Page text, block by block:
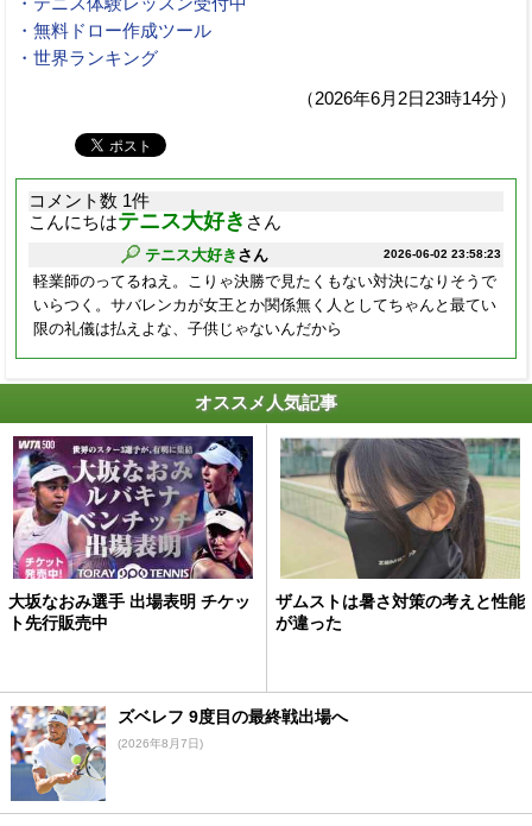
・無料ドロー作成ツール
・世界ランキング
（2026年6月2日23時14分）
コメント数 1件
こんにちはテニス大好き さん
2026-06-02 23:58:23
テニス大好き さん
軽業師のってるねえ。こりゃ決勝で見たくもない対決になりそうで
いらつく。サバレンカが女王とか関係無く人としてちゃんと最てい
限の礼儀は払えよな、子供じゃないんだから
オススメ人気記事
大坂なおみ選手 出場表明 チケッ
ト先行販売中
ザムストは暑さ対策の考えと性能
が違った
ズベレフ 9度目の最終戦出場へ
(2026年8月7日)